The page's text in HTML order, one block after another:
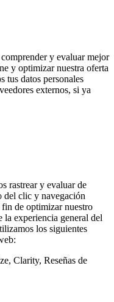
y evaluar mejor
y optimizar nuestra oferta
tus datos personales
externos, si ya
rastrear y evaluar de
del clic y navegación
de optimizar nuestro
experiencia general del
los siguientes
Clarity, Reseñas de